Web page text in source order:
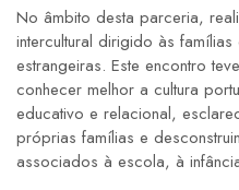
No âmbito desta parceria,
intercultural dirigido às
estrangeiras. Este encontro
conhecer melhor a cultura
educativo e relacional,
próprias famílias e
associados à escola, à